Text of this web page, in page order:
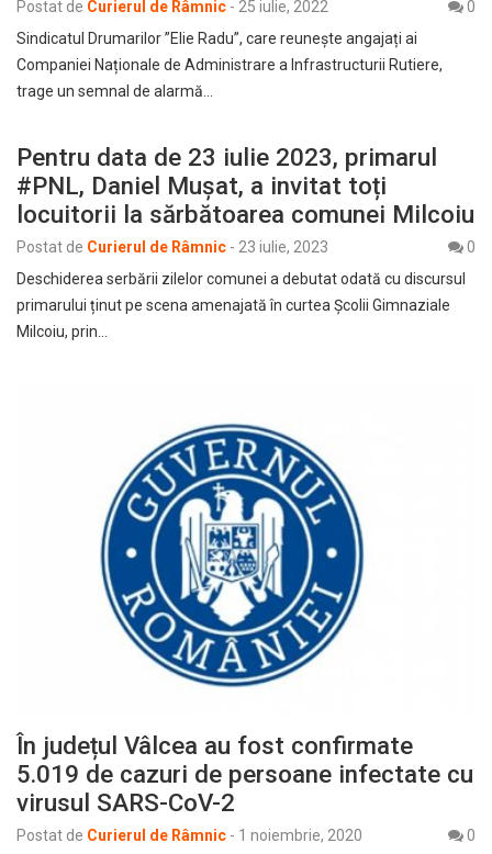
Postat de Curierul de Râmnic - 25 iulie, 2022
0
Sindicatul Drumarilor ”Elie Radu”, care reunește angajați ai
Companiei Naționale de Administrare a Infrastructurii Rutiere,
trage un semnal de alarmă…
Pentru data de 23 iulie 2023, primarul
#PNL, Daniel Mușat, a invitat toți
locuitorii la sărbătoarea comunei Milcoiu
Postat de Curierul de Râmnic - 23 iulie, 2023
0
Deschiderea serbării zilelor comunei a debutat odată cu discursul
primarului ținut pe scena amenajată în curtea Școlii Gimnaziale
Milcoiu, prin…
În județul Vâlcea au fost confirmate
5.019 de cazuri de persoane infectate cu
virusul SARS-CoV-2
Postat de Curierul de Râmnic - 1 noiembrie, 2020
0